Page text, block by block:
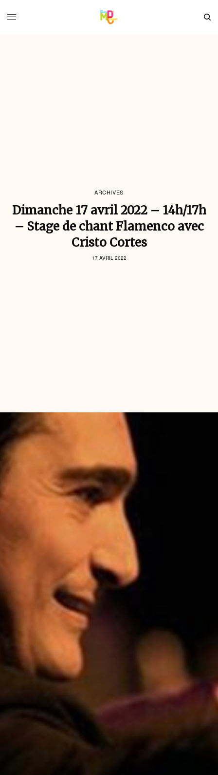
ARCHIVES
Dimanche 17 avril 2022 – 14h/17h
– Stage de chant Flamenco avec
Cristo Cortes
17 AVRIL 2022